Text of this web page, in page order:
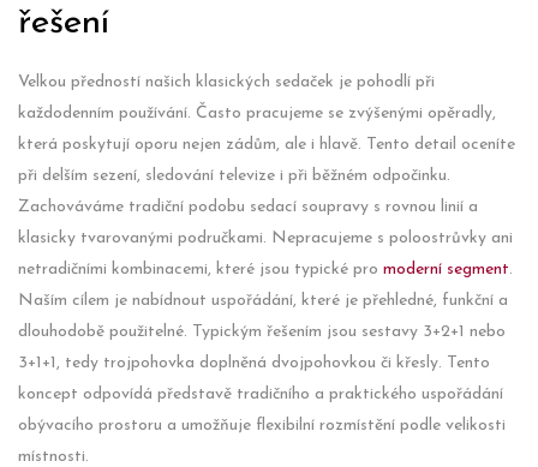
řešení
Velkou předností našich klasických sedaček je pohodlí při
každodenním používání. Často pracujeme se zvýšenými opěradly,
která poskytují oporu nejen zádům, ale i hlavě. Tento detail oceníte
při delším sezení, sledování televize i při běžném odpočinku.
Zachováváme tradiční podobu sedací soupravy s rovnou linií a
klasicky tvarovanými područkami. Nepracujeme s poloostrůvky ani
netradičními kombinacemi, které jsou typické pro moderní segment.
Naším cílem je nabídnout uspořádání, které je přehledné, funkční a
dlouhodobě použitelné. Typickým řešením jsou sestavy 3+2+1 nebo
3+1+1, tedy trojpohovka doplněná dvojpohovkou či křesly. Tento
koncept odpovídá představě tradičního a praktického uspořádání
obývacího prostoru a umožňuje flexibilní rozmístění podle velikosti
místnosti.